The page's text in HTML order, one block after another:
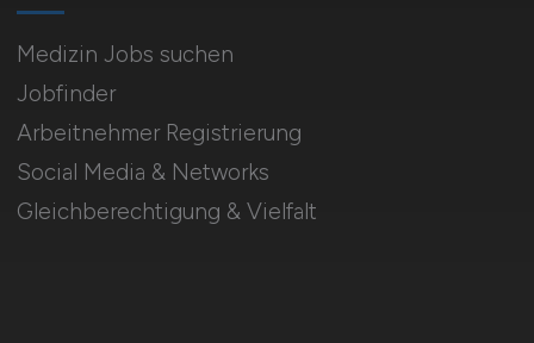
Medizin Jobs suchen
Jobfinder
Arbeitnehmer Registrierung
Social Media & Networks
Gleichberechtigung & Vielfalt